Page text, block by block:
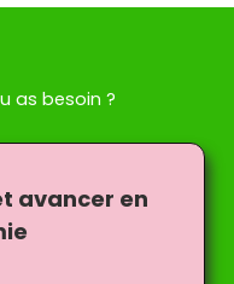
as besoin ?
avancer en